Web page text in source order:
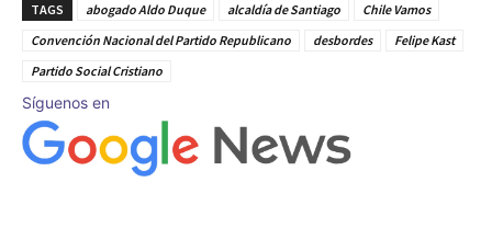
TAGS abogado Aldo Duque alcaldía de Santiago
Chile Vamos
Convención Nacional del Partido Republicano
desbordes
Felipe Kast
Partido Social Cristiano
Síguenos en